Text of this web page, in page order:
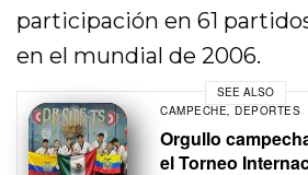
participación en 61
en el mundial de 2006.
SEE ALSO
CAMPECHE, DEPORTES
Orgullo
el Torneo